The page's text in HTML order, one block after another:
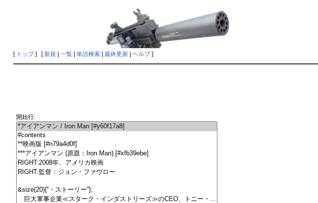
[ トップ] [新規| 一覧| 単語検索| 最終更新| ヘルプ]
開始行: